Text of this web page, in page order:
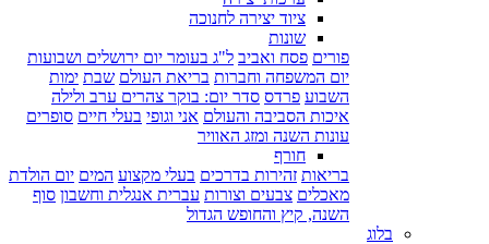
ציוד יצירה לחנוכה
שונות
פורים פסח ואביב ל"ג בעומר יום ירושלים ושבועות
יום המשפחה וחברות בריאת העולם שבת ימות
השבוע פרדס סדר יום: בוקר צהרים ערב ולילה
איכות הסביבה והעולם אני וגופי בעלי חיים סופרים
עונות השנה ומזג האוויר
חורף
בריאות זהירות בדרכים בעלי מקצוע המים יום הולדת
מאכלים צבעים וצורות עברית אנגלית וחשבון סוף
השנה, קיץ והחופש הגדול
בלוג